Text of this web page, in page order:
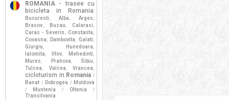
ROMANIA - trasee cu
bicicleta in Romania:
Bucuresti , Alba , Arges ,
Brasov, Buzau , Calarasi ,
Caras - Severin , Constanta ,
Covasna , Dambovita , Galati ,
Giurgiu , Hunedoara ,
Ialomita , Ilfov, Mehedinti ,
Mures , Prahova , Sibiu ,
Tulcea , Valcea , Vrancea ,
cicloturism in Romania /
Banat / Dobrogea / Moldova
/ Muntenia / Oltenia /
Transilvania